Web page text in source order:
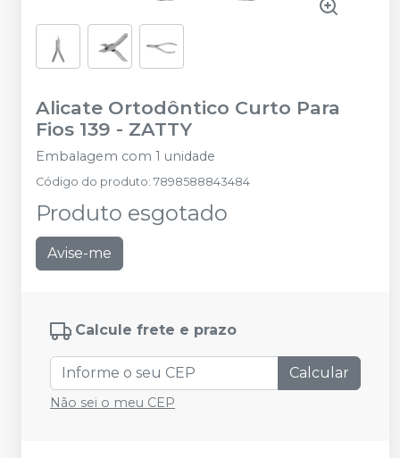
Alicate Ortodôntico Curto Para
Fios 139 - ZATTY
Embalagem com 1 unidade
Código do produto: 7898588843484
Produto esgotado
Avise-me
Calcule frete e prazo
Calcular
Não sei o meu CEP